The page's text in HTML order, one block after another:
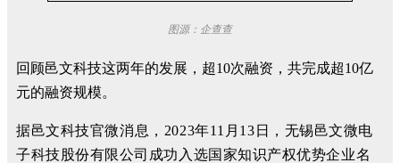
图源：企查查
回顾邑文科技这两年的发展，超10次融资，共完成超10亿
元的融资规模。
据邑文科技官微消息，2023年11月13日， 无锡邑文微电
子科技股份有限公司成功入选国家知识产权优势企业名